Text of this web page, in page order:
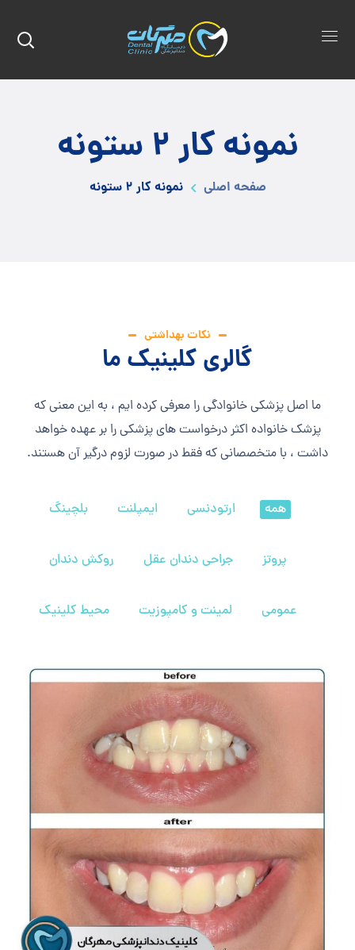
نمونه کار ۲ ستونه
صفحه اصلی نمونه کار ۲ ستونه
نکات بهداشتی
گالری کلینیک ما
ما اصل پزشکی خانوادگی را معرفی کرده ایم ، به این معنی که
پزشک خانواده اکثر درخواست های پزشکی را بر عهده خواهد
داشت ، با متخصصانی که فقط در صورت لزوم درگیر آن هستند.
همه ارتودنسی ایمپلنت بلچینگ
پروتز جراحی دندان عقل روکش دندان
عمومی لمینت و کامپوزیت محیط کلینیک
ارتودنسی ثابت